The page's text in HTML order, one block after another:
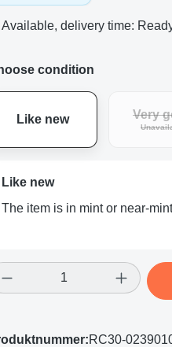
Available, delivery time:
condition
Like new Very
Like new
The item is in mint or near-
Quantity:
RC30-